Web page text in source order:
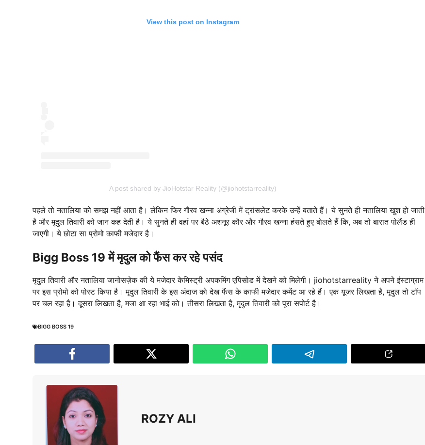
View this post on Instagram
A post shared by JioHotstar Reality (@jiohotstarreality)
पहले तो नतालिया को समझ नहीं आता है। लेकिन फिर गौरव खन्ना अंग्रेजी में ट्रांसलेट करके उन्हें बताते हैं। ये सुनते ही नतालिया खुश हो जाती
है और मृदुल तिवारी को जान कह देती है। ये सुनते ही वहां पर बैठे अशनूर कौर और गौरव खन्ना हंसते हुए बोलते हैं कि, अब तो बारात पोलैंड ही
जाएगी। ये छोटा सा प्रोमो काफी मजेदार है।
Bigg Boss 19 में मृदुल को फैंस कर रहे पसंद
मृदुल तिवारी और नतालिया जानोसज़ेक की ये मजेदार केमिस्ट्री अपकमिंग एपिसोड में देखने को मिलेगी। jiohotstarreality ने अपने इंस्टाग्राम
पर इस प्रोमो को पोस्ट किया है। मृदुल तिवारी के इस अंदाज को देख फैंस के काफी मजेदार कमेंट आ रहे हैं। एक यूजर लिखता है, मृदुल तो टॉप
पर चल रहा है। दूसरा लिखता है, मजा आ रहा भाई को। तीसरा लिखता है, मृदुल तिवारी को पूरा सपोर्ट है।
BIGG BOSS 19
ROZY ALI